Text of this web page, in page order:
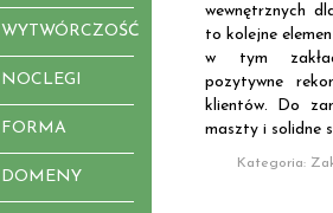
WYTWÓRCZOŚĆ
NOCLEGI
FORMA
DOMENY
wewnętrznych
to kolejne
w tym
pozytywne
klientów. Do
maszty i solidne
Kategoria: